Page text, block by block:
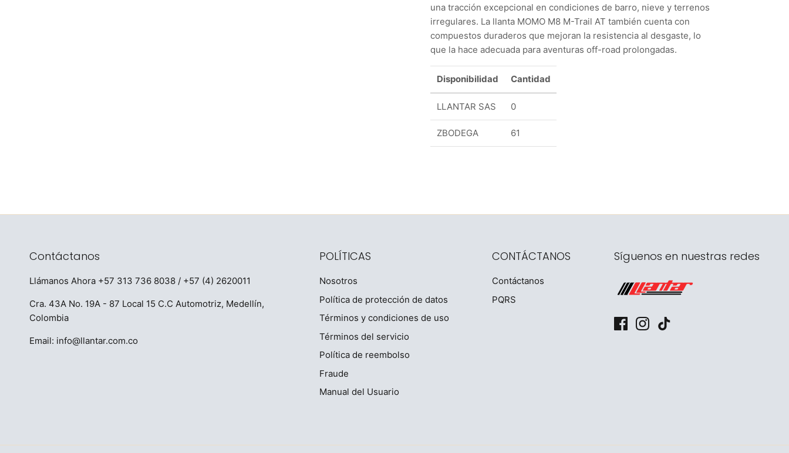
una tracción excepcional en condiciones de barro, nieve y terrenos
irregulares. La llanta MOMO M8 M-Trail AT también cuenta con
compuestos duraderos que mejoran la resistencia al desgaste, lo
que la hace adecuada para aventuras off-road prolongadas.
Disponibilidad Cantidad
LLANTAR SAS 0
ZBODEGA 61
Contáctanos
Llámanos Ahora +57 313 736 8038 / +57 (4) 2620011
Cra. 43A No. 19A - 87 Local 15 C.C Automotriz, Medellín,
Colombia
Email: info@llantar.com.co
POLÍTICAS
Nosotros
Política de protección de datos
Términos y condiciones de uso
Términos del servicio
Política de reembolso
Fraude
Manual del Usuario
CONTÁCTANOS
Contáctanos
PQRS
Síguenos en nuestras redes